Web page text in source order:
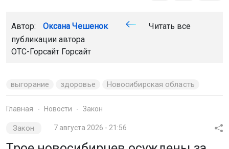
Автор: Оксана Чешенок
Читать все
публикации автора
ОТС-Горсайт Горсайт
выгорание здоровье Новосибирская область
Главная Новости Закон
Закон 7 августа 2026 - 21:56